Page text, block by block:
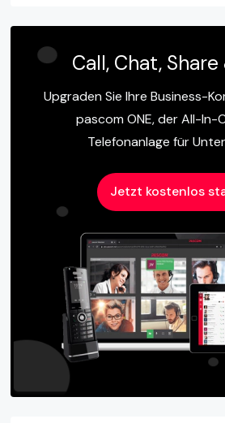
Call, Chat,
Upgraden Sie Ihre Business-
pascom ONE, der All-In-
Telefonanlage für
Jetzt kostenlos